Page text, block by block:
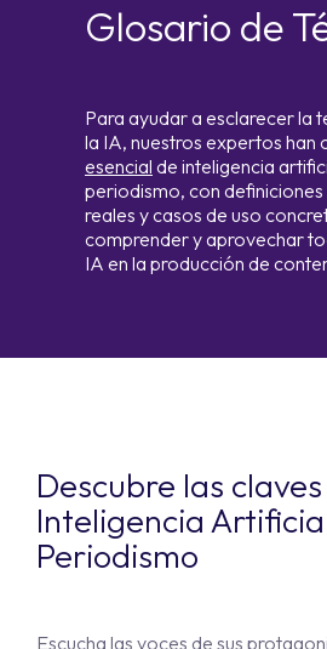
Glosario de
Para ayudar a esclarecer la
la IA, nuestros expertos han
esencial de inteligencia
periodismo, con
reales y casos de uso
comprender y aprovechar
IA en la producción de
Descubre las
Inteligencia
Periodismo
Escucha las voces de sus